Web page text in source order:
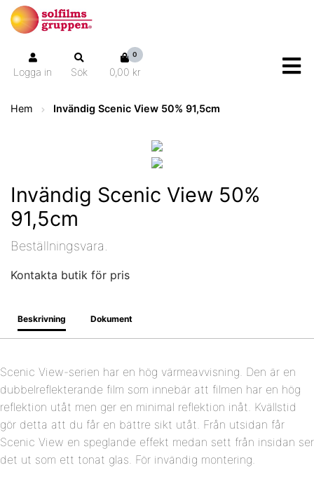
Logga in Sök
0
0,00 kr
Hem Invändig Scenic View 50% 91,5cm
Invändig Scenic View 50%
91,5cm
Beställningsvara.
Kontakta butik för pris
Beskrivning Dokument
Scenic View-serien har en hög värmeavvisning. Den är en
dubbelreflekterande film som innebär att filmen har en hög
reflektion utåt men ger en minimal reflektion inåt. Kvällstid
gör detta att du får en bättre sikt utåt. Från utsidan får
Scenic View en speglande effekt medan sett från insidan ser
det ut som ett tonat glas. För invändig montering.